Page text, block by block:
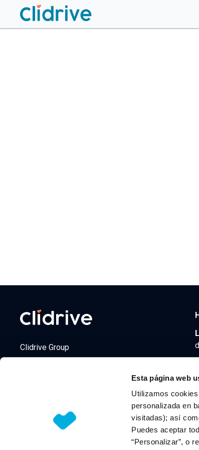
Esta página web
Utilizamos
personalizada en
visitadas); así
Puedes aceptar
“Personalizar”, o
Clidrive Group
© 2026 CLIDRIVE CAPITAL, SOCIEDAD